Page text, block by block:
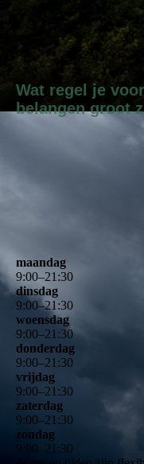
Wat regel je
belangen groot
maandag
9:00–21 :30
dinsdag
9:00–21 :30
woensdag
9:00–21 :30
donderdag
9:00–21 :30
vrijdag
9:00–21 :30
zaterdag
9:00–21 :30
zondag
9:00–21 :30